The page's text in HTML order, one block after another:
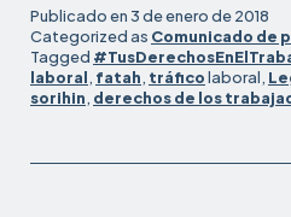
Publicado en3 de enero de 2018
Categorized as Comunicado de
Tagged
laboral, fatah, tráficolaboral,
sorihin, derechos de los